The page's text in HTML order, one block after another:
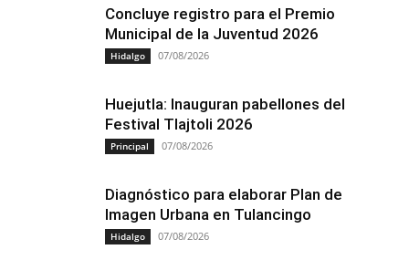
Concluye registro para el Premio
Municipal de la Juventud 2026
Hidalgo 07/08/2026
Huejutla: Inauguran pabellones del
Festival Tlajtoli 2026
Principal 07/08/2026
Diagnóstico para elaborar Plan de
Imagen Urbana en Tulancingo
Hidalgo 07/08/2026